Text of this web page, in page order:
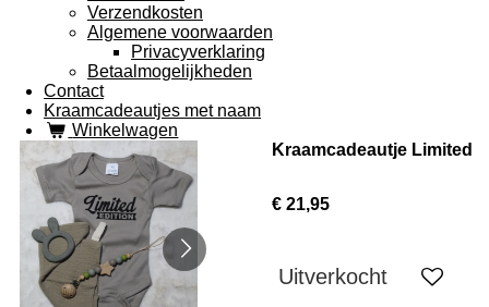
Verzendkosten
Algemene voorwaarden
Privacyverklaring
Betaalmogelijkheden
Contact
Kraamcadeautjes met naam
Winkelwagen
Kraamcadeautje Limited
€ 21,95
Uitverkocht